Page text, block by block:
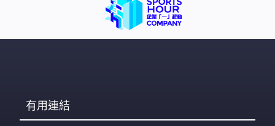
有用連結